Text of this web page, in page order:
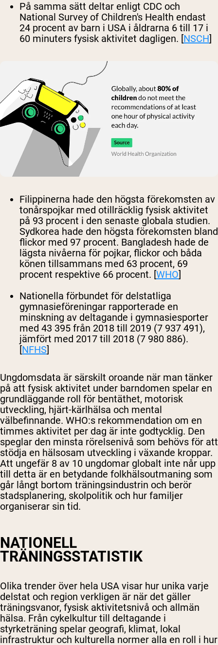
På samma sätt deltar enligt CDC och
National Survey of Children's Health endast
24 procent av barn i USA i åldrarna 6 till 17 i
60 minuters fysisk aktivitet dagligen. [NSCH]
Filippinerna hade den högsta förekomsten av
tonårspojkar med otillräcklig fysisk aktivitet
på 93 procent i den senaste globala studien.
Sydkorea hade den högsta förekomsten bland
flickor med 97 procent. Bangladesh hade de
lägsta nivåerna för pojkar, flickor och båda
könen tillsammans med 63 procent, 69
procent respektive 66 procent. [WHO]
Nationella förbundet för delstatliga
gymnasieföreningar rapporterade en
minskning av deltagande i gymnasiesporter
med 43 395 från 2018 till 2019 (7 937 491),
jämfört med 2017 till 2018 (7 980 886).
[NFHS]
Ungdomsdata är särskilt oroande när man tänker
på att fysisk aktivitet under barndomen spelar en
grundläggande roll för bentäthet, motorisk
utveckling, hjärt-kärlhälsa och mental
välbefinnande. WHO:s rekommendation om en
timmes aktivitet per dag är inte godtycklig. Den
speglar den minsta rörelsenivå som behövs för att
stödja en hälsosam utveckling i växande kroppar.
Att ungefär 8 av 10 ungdomar globalt inte når upp
till detta är en betydande folkhälsoutmaning som
går långt bortom träningsindustrin och berör
stadsplanering, skolpolitik och hur familjer
organiserar sin tid.
NATIONELL
TRÄNINGSSTATISTIK
Olika trender över hela USA visar hur unika varje
delstat och region verkligen är när det gäller
träningsvanor, fysisk aktivitetsnivå och allmän
hälsa. Från cykelkultur till deltagande i
styrketräning spelar geografi, klimat, lokal
infrastruktur och kulturella normer alla en roll i hur